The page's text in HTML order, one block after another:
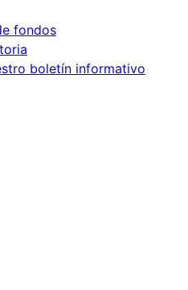
fondos
boletín informativo